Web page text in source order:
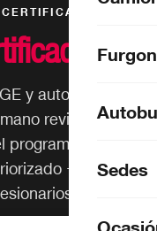
Sedes
y autobuses
revisados
programa
+